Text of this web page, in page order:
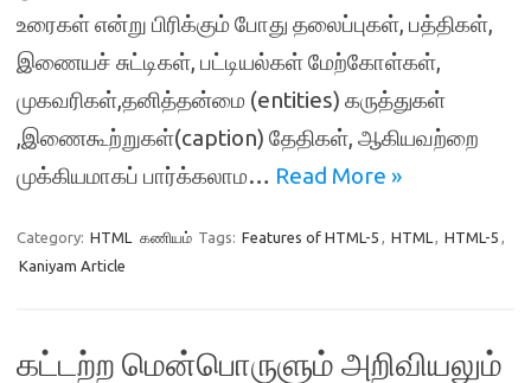
உரைகள் என்று பிரிக்கும் போது தலைப்புகள், பத்திகள்,
இணையச் சுட்டிகள், பட்டியல்கள் மேற்கோள்கள்,
முகவரிகள்,தனித்தன்மை (entities) கருத்துகள்
,இணைகூற்றுகள்(caption) தேதிகள், ஆகியவற்றை
முக்கியமாகப் பார்க்கலாம… Read More »
Category: HTML கணியம் Tags: Features of HTML-5 , HTML , HTML-5 ,
Kaniyam Article
கட்டற்ற மென்பொருளும் அறிவியலும்